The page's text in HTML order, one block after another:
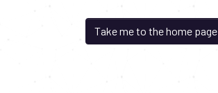
Take me to the home page